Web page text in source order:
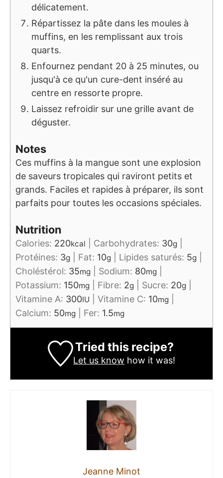
délicatement.
Répartissez la pâte dans les moules à
muffins, en les remplissant aux trois
quarts.
Enfournez pendant 20 à 25 minutes, ou
jusqu'à ce qu'un cure-dent inséré au
centre en ressorte propre.
Laissez refroidir sur une grille avant de
déguster.
Notes
Ces muffins à la mangue sont une explosion
de saveurs tropicales qui raviront petits et
grands. Faciles et rapides à préparer, ils sont
parfaits pour toutes les occasions spéciales.
Nutrition
Calories: 220kcal Carbohydrates: 30g
Protéines: 3g Fat: 10g Lipides saturés: 5g
Choléstérol: 35mg Sodium: 80mg
Potassium: 150mg Fibre: 2g Sucre: 20g
Vitamine A: 300IU Vitamine C: 10mg
Calcium: 50mg Fer: 1.5mg
Tried this recipe?
Let us know how it was!
Jeanne Minot